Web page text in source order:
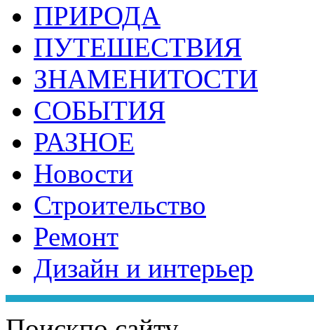
ПРИРОДА
ПУТЕШЕСТВИЯ
ЗНАМЕНИТОСТИ
СОБЫТИЯ
РАЗНОЕ
Новости
Строительство
Ремонт
Дизайн и интерьер